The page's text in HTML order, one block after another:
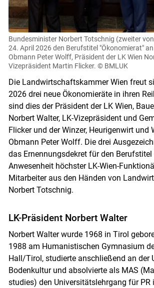
Skip to main
Bundesminister Norbert Totschnig (zweiter
24. April 2026 den Berufstitel "Ökonomierat"
Obmann Peter Wolff, Präsident der LK Wien
Vizepräsident Martin Flicker. © BMLUK
Die Landwirtschaftskammer Wien freut
2026 drei neue Ökonomieräte in ihren
sind dies der Präsident der LK Wien,
Norbert Walter, LK-Vizepräsident und
Flicker und der Winzer, Heurigenwirt und
Obmann Peter Wolff. Die drei
das Ernennungsdekret für den
Anwesenheit höchster LK-Wien-
Mitarbeiter aus den Händen von
Norbert Totschnig.
LK-Präsident Norbert Walter
Norbert Walter wurde 1968 in Tirol
1988 am Humanistischen Gymnasium
Hall/Tirol, studierte anschließend an der
Bodenkultur und absolvierte als MAS
studies) den Universitätslehrgang für PR